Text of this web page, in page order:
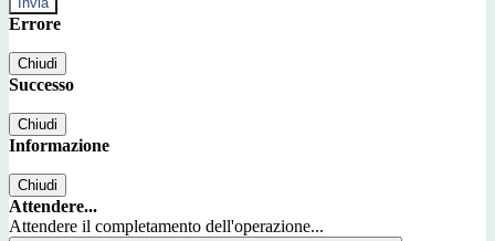
Errore
Chiudi
Successo
Chiudi
Informazione
Chiudi
Attendere...
Attendere il completamento dell'operazione...